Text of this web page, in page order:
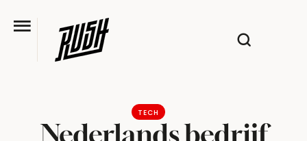
TECH
Nederlands bedrijf